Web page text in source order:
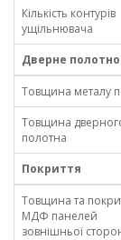
Кількість контурів
ущільнювача
Дверне полотно
Товщина металу
Товщина
полотна
Покриття
Товщина та
МДФ панелей
зовнішньої